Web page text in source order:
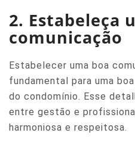
2. Estabeleça
comunicação
Estabelecer uma boa
fundamental para uma
do condomínio. Esse
entre gestão e
harmoniosa e respeitosa.